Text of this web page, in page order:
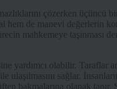
çözerken üçüncü
hem de manevi değerlerin
mahkemeye taşınması
yardımcı olabilir. Taraflar
ulaşılmasını sağlar.
bakmalarına olanak tanır.